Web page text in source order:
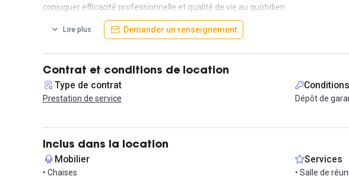
conjuguer efficacité professionnelle et qualité de vie au quotidien.
Situés au 2ᵉ et dernier étage d’un bâtiment baigné de lumière, nos bureaux
Travailler dans un bureau lumineux, c’est s’offrir des conditions idéales pour
propice à la créativité et au bien-être.
Rejoignez une équipe dynamique et sympathique dans un espace où l’on aime
Contactez-nous dès maintenant pour plus d’informations ou pour organiser une
Lire plus Demander un renseignement
Contrat et conditions de location
Type de contrat
Prestation de service Dépôt de
Inclus dans la location
Mobilier
• Chaises
Services
• Salle de